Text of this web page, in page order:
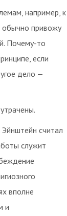
например, к
обычно привожу
Почему-то
если
дело —
считал
служит
вполне
и